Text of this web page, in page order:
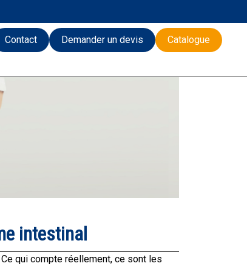
Contact Demander un devis
Catalogue
intestinal
qui compte réellement, ce sont les